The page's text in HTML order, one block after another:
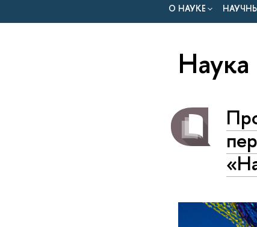
О НАУКЕ
Наука